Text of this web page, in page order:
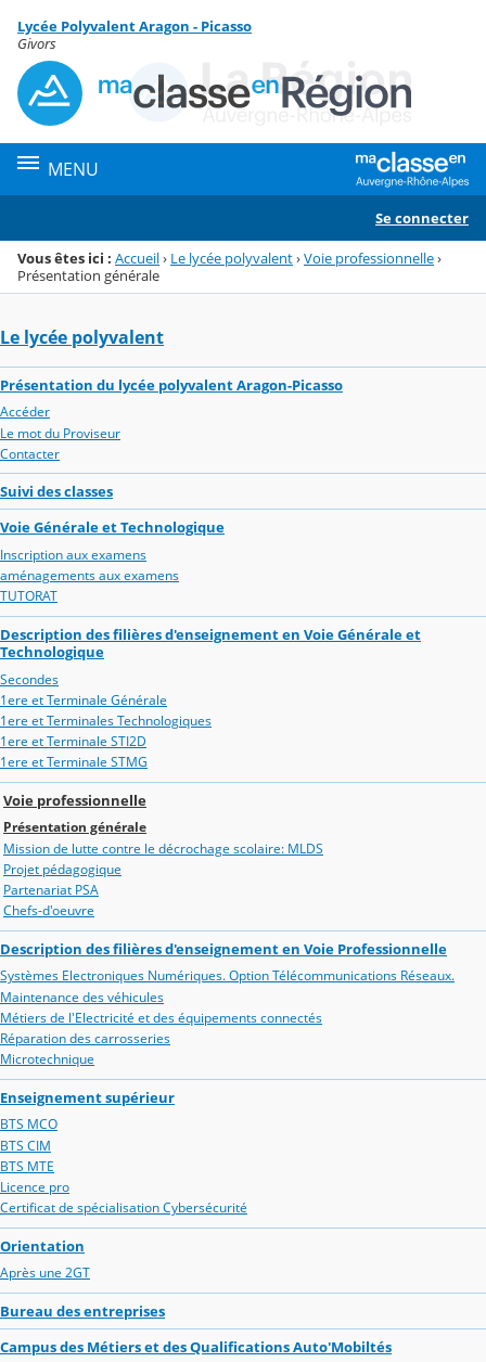
Menu de la rubrique
Contenu
Lycée Polyvalent Aragon - Picasso
Givors
MENU
Se connecter
Vous êtes ici : Accueil› Le lycée polyvalent›Voie professionnelle›
Présentation générale
Le lycée polyvalent
Présentation du lycée polyvalent Aragon-Picasso
Accéder
Le mot du Proviseur
Contacter
Suivi des classes
Voie Générale et Technologique
Inscription aux examens
aménagements aux examens
TUTORAT
Description des filières d'enseignement en Voie Générale et
Technologique
Secondes
1ere et Terminale Générale
1ere et Terminales Technologiques
1ere et Terminale STI2D
1ere et Terminale STMG
Voie professionnelle
Présentation générale
Mission de lutte contre le décrochage scolaire: MLDS
Projet pédagogique
Partenariat PSA
Chefs-d'oeuvre
Description des filières d'enseignement en Voie Professionnelle
Systèmes Electroniques Numériques. Option Télécommunications Réseaux.
Maintenance des véhicules
Métiers de l'Electricité et des équipements connectés
Réparation des carrosseries
Microtechnique
Enseignement supérieur
BTS MCO
BTS CIM
BTS MTE
Licence pro
Certificat de spécialisation Cybersécurité
Orientation
Après une 2GT
Bureau des entreprises
Campus des Métiers et des Qualifications Auto'Mobiltés